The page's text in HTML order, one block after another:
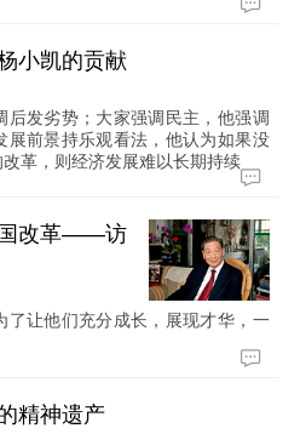
小凯的贡献
后发劣势；大家强调民主，他强调
展前景持乐观看法，他认为如果没
革，则经济发展难以长期持续
国改革——访
了让他们充分成长，展现才华，一
精神遗产